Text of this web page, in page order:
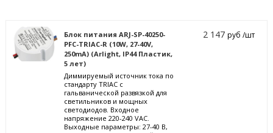
Блок питания ARJ-SP-40250-
PFC-TRIAC-R (10W, 27-40V,
250mA) (Arlight, IP44 Пластик,
5 лет)
Диммируемый источник тока по
стандарту TRIAC с
гальванической развязкой для
светильников и мощных
светодиодов. Входное
напряжение 220-240 VAC.
Выходные параметры: 27-40 В,
2 147руб /шт